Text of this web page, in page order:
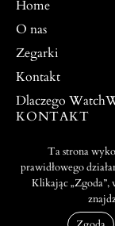
Home
O nas
Zegarki
Kontakt
Dlaczego
KONTAKT
504 917 976
PROJEKT I
WEBTO.PL
Ta strona
prawidłowego
Klikając „Zgoda”,